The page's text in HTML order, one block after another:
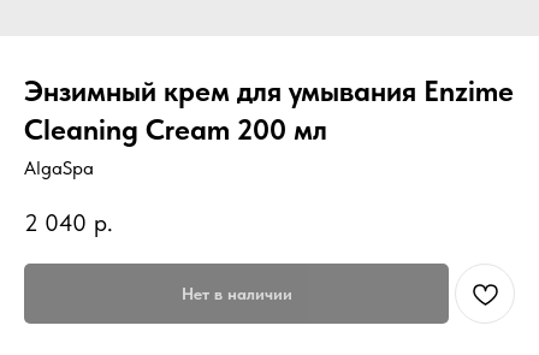
Энзимный крем для умывания Enzime
Cleaning Cream 200 мл
AlgaSpa
2 040 р.
Нет в наличии